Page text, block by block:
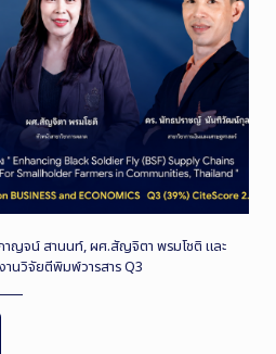
ญจน์ สานนท์, ผศ.สัญจิตา พรมโชติ และ
วิจัยตีพิมพ์วารสาร Q3